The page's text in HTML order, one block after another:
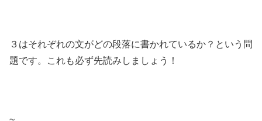
３はそれぞれの文がどの段落に書かれているか？という問
題です。これも必ず先読みしましょう！